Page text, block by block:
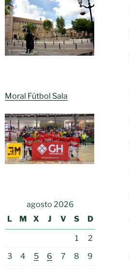
Moral Fútbol Sala
agosto 2026
L
M X J V S D
1
2
3
4 5 6 7 8
9